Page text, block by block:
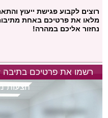
רוצים לקבוע פגישת ייעוץ
מלאו את פרטיכם באחת
נחזור אליכם במהרה!
רשמו את פרטיכם בתיבה
הצעות